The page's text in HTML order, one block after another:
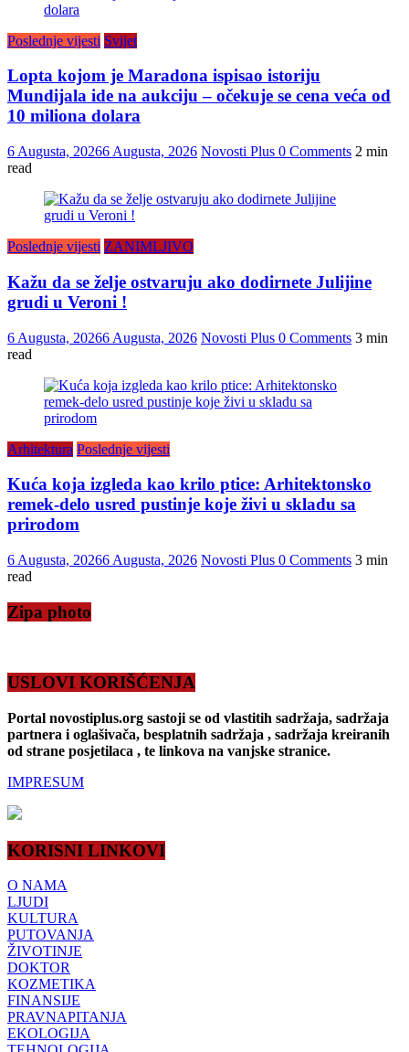
Poslednje vijesti Svijet
Lopta kojom je Maradona ispisao istoriju
Mundijala ide na aukciju – očekuje se cena veća od
10 miliona dolara
6 Augusta, 20266 Augusta, 2026 Novosti Plus 0 Comments 2 min
read
Poslednje vijesti ZANIMLJIVO
Kažu da se želje ostvaruju ako dodirnete Julijine
grudi u Veroni !
6 Augusta, 20266 Augusta, 2026 Novosti Plus 0 Comments 3 min
read
Arhitektura Poslednje vijesti
Kuća koja izgleda kao krilo ptice: Arhitektonsko
remek-delo usred pustinje koje živi u skladu sa
prirodom
6 Augusta, 20266 Augusta, 2026 Novosti Plus 0 Comments 3 min
read
Zipa photo
USLOVI KORIŠĆENJA
Portal novostiplus.org sastoji se od vlastitih sadržaja, sadržaja
partnera i oglašivača, besplatnih sadržaja , sadržaja kreiranih
od strane posjetilaca , te linkova na vanjske stranice.
IMPRESUM
KORISNI LINKOVI
O NAMA
LJUDI
KULTURA
PUTOVANJA
ŽIVOTINJE
DOKTOR
KOZMETIKA
FINANSIJE
PRAVNAPITANJA
EKOLOGIJA